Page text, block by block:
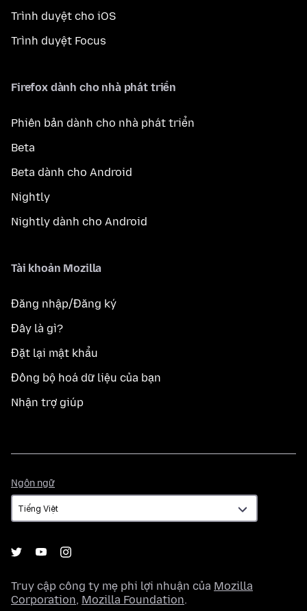
Trình duyệt cho iOS
Trình duyệt Focus
Firefox dành cho nhà phát triển
Phiên bản dành cho nhà phát triển
Beta
Beta dành cho Android
Nightly
Nightly dành cho Android
Tài khoản Mozilla
Đăng nhập/Đăng ký
Đây là gì?
Đặt lại mật khẩu
Đồng bộ hoá dữ liệu của bạn
Nhận trợ giúp
Ngôn ngữ
ngữ
Truy cập công ty mẹ phi lợi nhuận của Mozilla
Corporation, Mozilla Foundation.